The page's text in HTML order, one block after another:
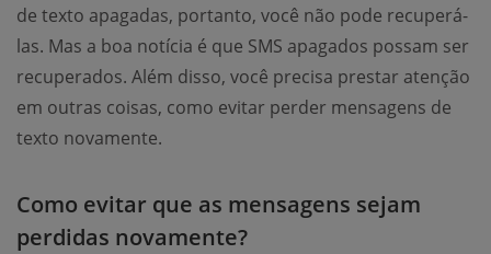
de texto apagadas, portanto, você não pode recuperá-
las. Mas a boa notícia é que SMS apagados possam ser
recuperados. Além disso, você precisa prestar atenção
em outras coisas, como evitar perder mensagens de
texto novamente.
Como evitar que as mensagens sejam
perdidas novamente?